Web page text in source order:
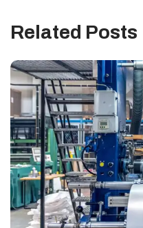
Related Posts